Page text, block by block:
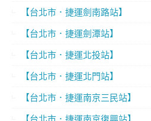
【台北市．捷運劍南路站】
【台北市．捷運劍潭站】
【台北市．捷運北投站】
【台北市．捷運北門站】
【台北市．捷運南京三民站】
【台北市．捷運南京復興站】